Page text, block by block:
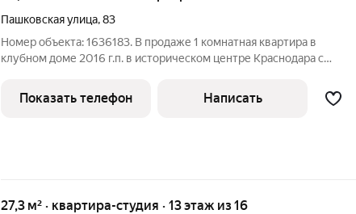
Пашковская улица,83
Номер объекта: 1636183. В продаже 1 комнатная квартира в
клубном доме 2016 г.п. в историческом центре Краснодара с
площадкой, с парковкой наземной и подземной ,лифт спускается в
паркинг. Самый
Показать телефон Написать
27,3 м² · квартира-студия · 13 этаж из 16